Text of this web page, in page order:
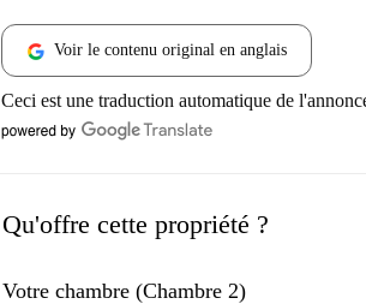
Voir le contenu original en anglais
Ceci est une traduction automatique de
Qu'offre cette propriété ?
Votre chambre (Chambre 2)